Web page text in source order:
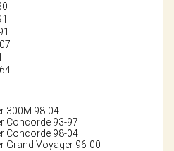
300M 98-04
Concorde 93-97
Concorde 98-04
Grand Voyager 96-00